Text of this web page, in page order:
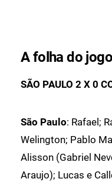
A folha do jogo
SÃO PAULO 2 X 0
São Paulo: Rafael;
Welington; Pablo
Alisson (Gabriel
Araujo); Lucas e